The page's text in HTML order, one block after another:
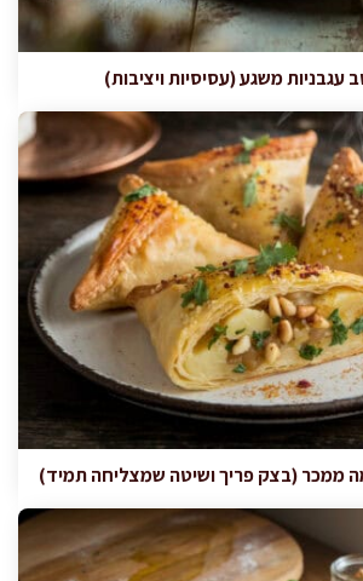
עגבניות משגע (עסיסיות ויציבות)
ממכר (בצק פריך ושיטה שמצליחה תמיד)